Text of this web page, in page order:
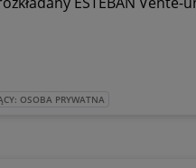
OSOBA PRYWATNA